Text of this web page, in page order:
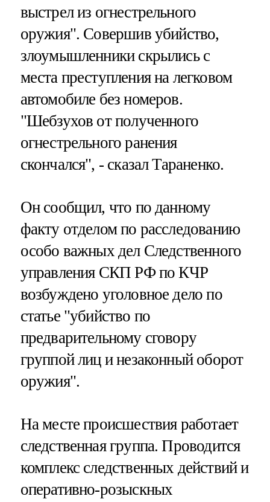
выстрел из огнестрельного
оружия". Совершив убийство,
злоумышленники скрылись с
места преступления на легковом
автомобиле без номеров.
"Шебзухов от полученного
огнестрельного ранения
скончался", - сказал Тараненко.
Он сообщил, что по данному
факту отделом по расследованию
особо важных дел Следственного
управления СКП РФ по КЧР
возбуждено уголовное дело по
статье "убийство по
предварительному сговору
группой лиц и незаконный оборот
оружия".
На месте происшествия работает
следственная группа. Проводится
комплекс следственных действий и
оперативно-розыскных